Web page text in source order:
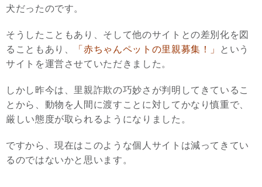
犬だったのです。
そうしたこともあり、そして他のサイトとの差別化を図
ることもあり、
「赤ちゃんペットの里親募集！」
という
サイトを運営させていただきました。
しかし昨今は、里親詐欺の巧妙さが判明してきているこ
とから、動物を人間に渡すことに対してかなり慎重で、
厳しい態度が取られるようになりました。
ですから、現在はこのような個人サイトは減ってきてい
るのではないかと思います。